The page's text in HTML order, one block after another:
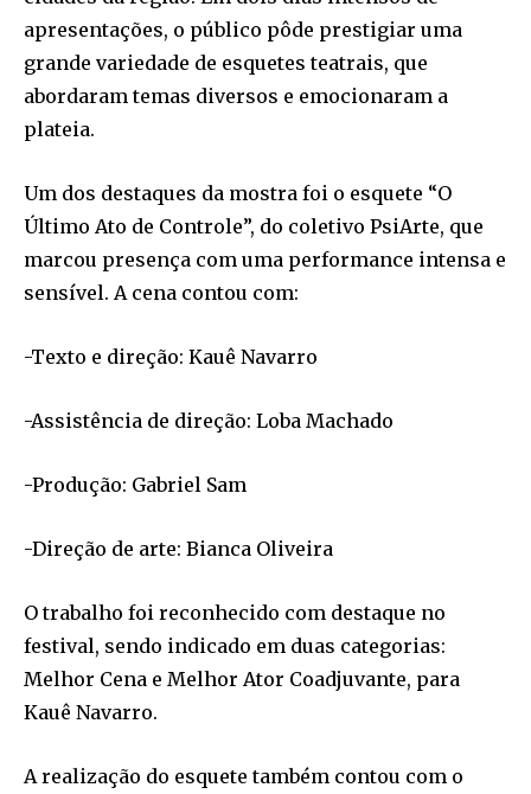
apresentações, o público pôde prestigiar uma
grande variedade de esquetes teatrais, que
abordaram temas diversos e emocionaram a
plateia.
Um dos destaques da mostra foi o esquete “O
Último Ato de Controle”, do coletivo PsiArte, que
marcou presença com uma performance intensa e
sensível. A cena contou com:
-Texto e direção: Kauê Navarro
-Assistência de direção: Loba Machado
-Produção: Gabriel Sam
-Direção de arte: Bianca Oliveira
O trabalho foi reconhecido com destaque no
festival, sendo indicado em duas categorias:
Melhor Cena e Melhor Ator Coadjuvante, para
Kauê Navarro.
A realização do esquete também contou com o